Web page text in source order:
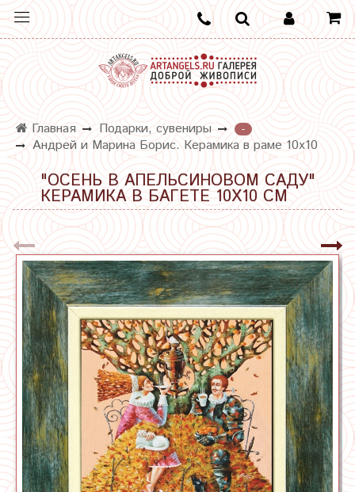
Главная Подарки, сувениры
-
Андрей и Марина Борис. Керамика в раме 10х10
"ОСЕНЬ В АПЕЛЬСИНОВОМ САДУ"
КЕРАМИКА В БАГЕТЕ 10Х10 СМ